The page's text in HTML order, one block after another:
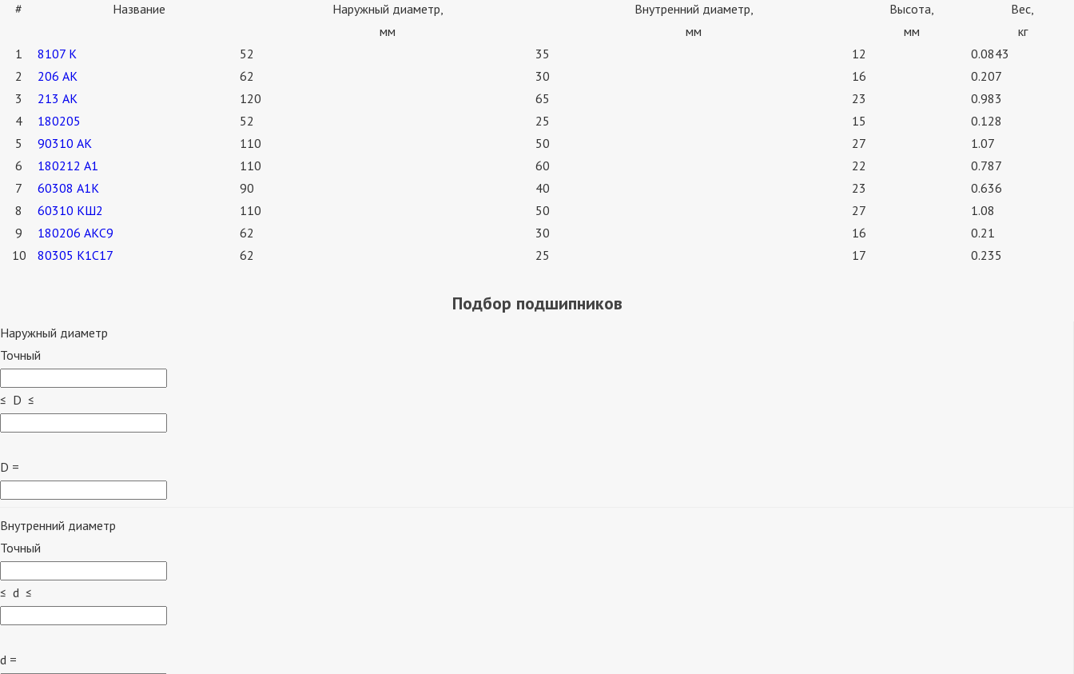
# Название
Наружный диаметр,
мм
Внутренний диаметр,
мм
Высота,
мм
Вес,
кг
1
8107 К 52 35 12
0.0843
2
206 АК 62 30 16
0.207
3
213 АК 120 65 23
0.983
4
180205 52 25 15
0.128
5
90310 АК 110 50 27
1.07
6
180212 А1 110 60 22
0.787
7
60308 А1К 90 40 23
0.636
8
60310 КШ2 110 50 27
1.08
9
180206 АКС9 62 30 16
0.21
10
80305 К1С17 62 25 17 0.235
Подбор подшипников
Наружный диаметр
Точный
≤ D ≤
D =
Внутренний диаметр
Точный
≤ d ≤
d =